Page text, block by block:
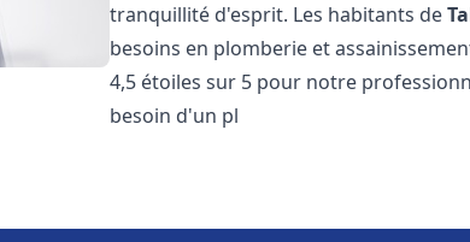
tranquillité d'esprit. Les habitants de
besoins en plomberie et
4,5 étoiles sur 5 pour notre
besoin d'un pl